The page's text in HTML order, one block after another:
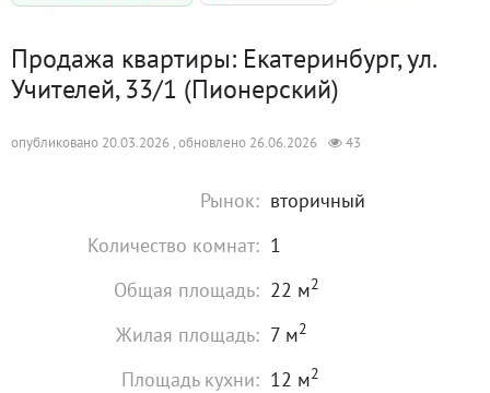
Продажа квартиры: Екатеринбург, ул.
Учителей, 33/1 (Пионерский)
опубликовано 20.03.2026 , обновлено 26.06.2026 43
Рынок: вторичный
Количество комнат: 1
Общая площадь: 22 м2
Жилая площадь: 7 м2
Площадь кухни: 12 м2